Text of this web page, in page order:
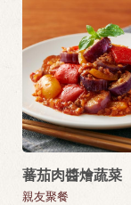
蕃茄肉醬燴蔬菜
親友聚餐